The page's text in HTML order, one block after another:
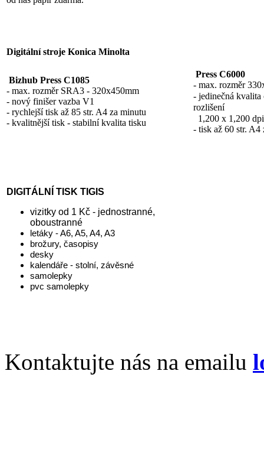
Digitální stroje Konica Minolta
Bizhub Press C1085
- max. rozměr SRA3 - 320x450mm
- nový finišer vazba V1
- rychlejší tisk až 85 str. A4 za minutu
- kvalitnější tisk - stabilní kvalita tisku
Press C6000
- max. rozměr
- jedinečná
rozlišení
1,200 x 1,200
- tisk až 60 str. A4
DIGITÁLNÍ TISK TIGIS
vizitky od 1 Kč - jednostranné,
oboustranné
letáky - A6, A5, A4, A3
brožury, časopisy
desky
kalendáře - stolní, závěsné
samolepky
pvc samolepky
Kontaktujte nás na emailu